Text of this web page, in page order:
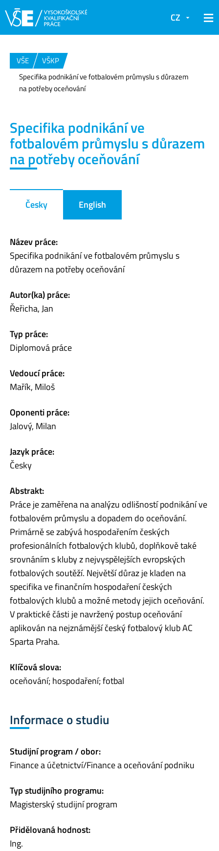
CZ
VŠE
VŠKP
Specifika podnikání ve fotbalovém průmyslu s důrazem
na potřeby oceňování
Specifika podnikání ve
fotbalovém průmyslu s důrazem
na potřeby oceňování
Česky English
Název práce:
Specifika podnikání ve fotbalovém průmyslu s
důrazem na potřeby oceňování
Autor(ka) práce:
Řeřicha, Jan
Typ práce:
Diplomová práce
Vedoucí práce:
Mařík, Miloš
Oponenti práce:
Jalový, Milan
Jazyk práce:
Česky
Abstrakt:
Práce je zaměřena na analýzu odlišností podnikání ve
fotbalovém průmyslu a dopadem do oceňování.
Primárně se zabývá hospodařením českých
profesionálních fotbalových klubů, doplňkově také
srovnáním s kluby z nejvyspělejších evropských
fotbalových soutěží. Největší důraz je kladen na
specifika ve finančním hospodaření českých
fotbalových klubů a možné metody jejich oceňování.
V praktické části je navržený postup oceňování
aplikován na nejznámější český fotbalový klub AC
Sparta Praha.
Klíčová slova:
oceňování; hospodaření; fotbal
Informace o studiu
Studijní program / obor:
Finance a účetnictví/Finance a oceňování podniku
Typ studijního programu:
Magisterský studijní program
Přidělovaná hodnost:
Ing.